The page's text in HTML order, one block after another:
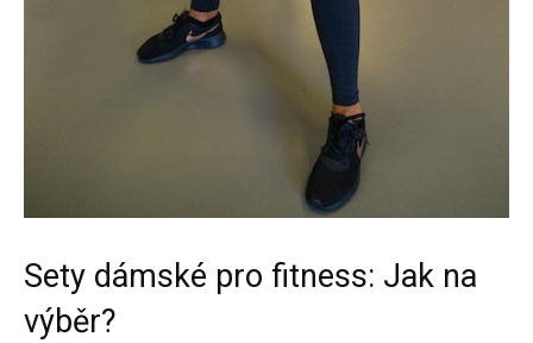
Sety dámské pro fitness: Jak na
výběr?